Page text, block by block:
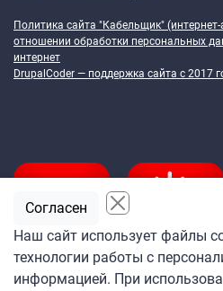
Политика сайта "Кабельщик" (интернет-
отношении обработки персональных
интернет
DrupalCoder — поддержка сайта c 2017
Подпишитесь
Наш сайт использует файлы
технологии работы с
информацией. При
Согласен